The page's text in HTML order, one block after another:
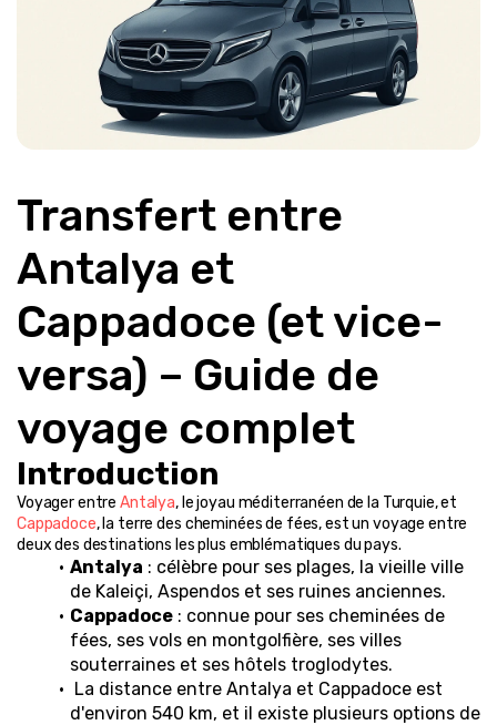
Transfert entre
Antalya et
Cappadoce (et vice-
versa) – Guide de
voyage complet
Introduction
Voyager entre Antalya
Cappadoce, la terre des cheminées de fées, est un voyage entre
deux des destinations les plus emblématiques du pays.
Antalya : célèbre pour ses plages, la vieille ville
de Kaleiçi, Aspendos et ses ruines anciennes.
Cappadoce : connue pour ses cheminées de
fées, ses vols en montgolfière, ses villes
souterraines et ses hôtels troglodytes.
La distance entre Antalya et Cappadoce est
d'environ 540 km, et il existe plusieurs options de